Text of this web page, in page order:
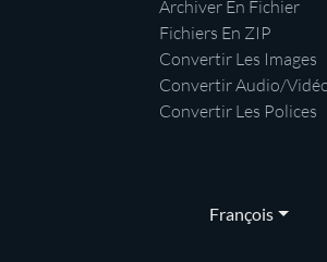
Archiver En Fichier
Fichiers En ZIP
Convertir Les Images
Convertir Audio/
Convertir Les Polices
François